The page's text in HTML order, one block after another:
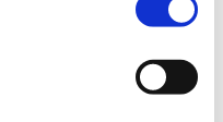
zo leuk!